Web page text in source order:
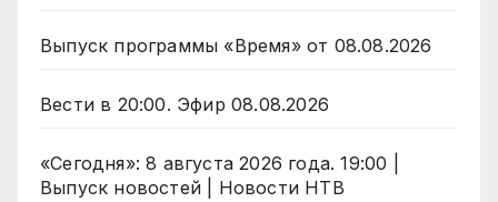
Выпуск программы «Время» от 08.08.2026
Вести в 20:00. Эфир 08.08.2026
«Сегодня»: 8 августа 2026 года. 19:00 |
Выпуск новостей | Новости НТВ